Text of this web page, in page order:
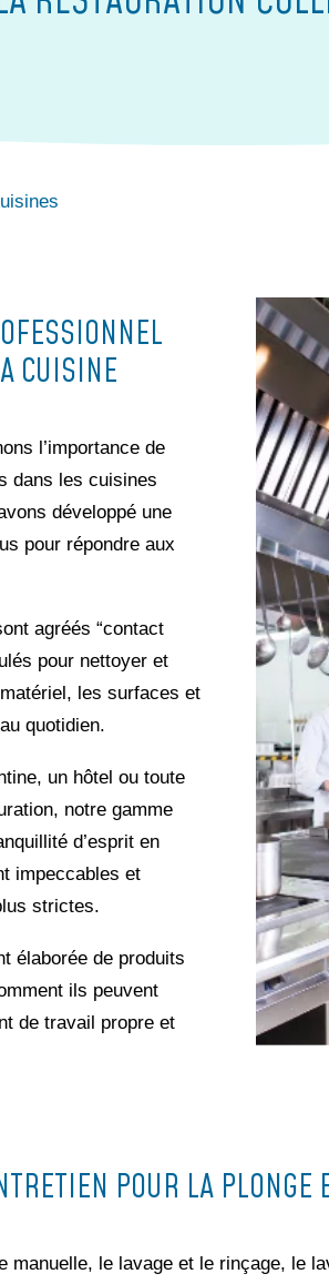
CUISINE
l’importance de
dans les cuisines
développé une
pour répondre aux
agréés “contact
pour nettoyer et
les surfaces et
quotidien.
un hôtel ou toute
notre gamme
d’esprit en
impeccables et
strictes.
élaborée de produits
ils peuvent
de travail propre et
POUR LA
manuelle, le lavage et le rinçage, le